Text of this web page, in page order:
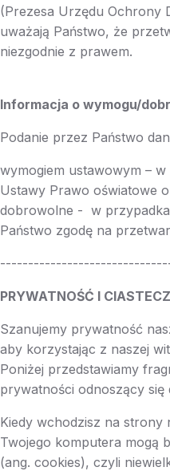
(Prezesa Urzędu Ochrony
uważają Państwo, że
niezgodnie z prawem.
Informacja o wymogu/
Podanie przez Państwo
wymogiem ustawowym –
Ustawy Prawo oświatowe
dobrowolne - w
Państwo zgodę na
PRYWATNOŚĆ I
Szanujemy prywatność
aby korzystając z naszej
Poniżej przedstawiamy
prywatności odnoszący się
Kiedy wchodzisz na strony
Twojego komputera mogą
(ang. cookies), czyli